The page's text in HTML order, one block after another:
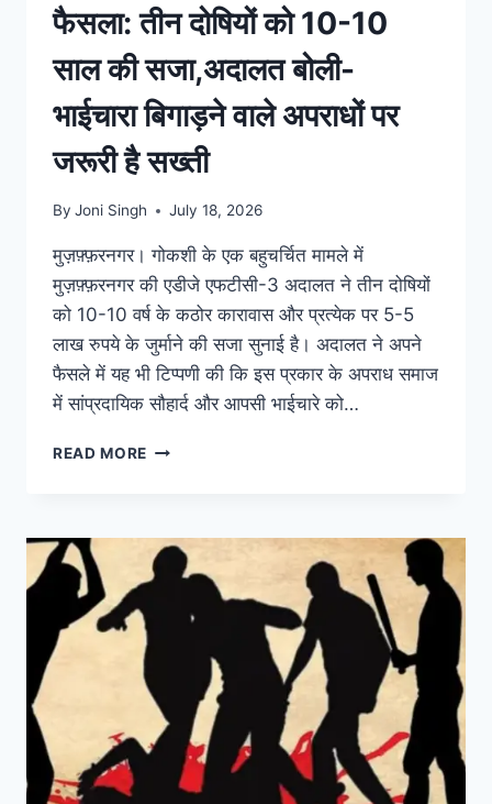
फैसला: तीन दोषियों को 10-10
साल की सजा,अदालत बोली-
भाईचारा बिगाड़ने वाले अपराधों पर
जरूरी है सख्ती
By Joni Singh July 18, 2026
मुज़फ़्फ़रनगर। गोकशी के एक बहुचर्चित मामले में
मुज़फ़्फ़रनगर की एडीजे एफटीसी-3 अदालत ने तीन दोषियों
को 10-10 वर्ष के कठोर कारावास और प्रत्येक पर 5-5
लाख रुपये के जुर्माने की सजा सुनाई है। अदालत ने अपने
फैसले में यह भी टिप्पणी की कि इस प्रकार के अपराध समाज
में सांप्रदायिक सौहार्द और आपसी भाईचारे को…
READ MORE